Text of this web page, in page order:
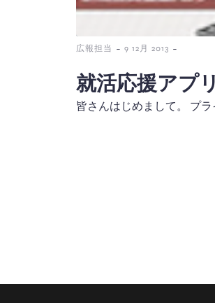
広報担当 - 9 12月 2013 -
就活応援アプ
皆さんはじめまして。 プラ